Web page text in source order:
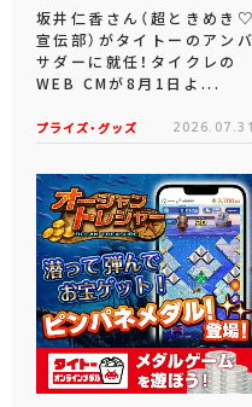
坂井仁香さん（超ときめき♡
宣伝部）がタイトーのアンバ
サダーに就任！タイクレの
WEB CMが8月1日よ...
プライズ・グッズ 2026.07.31